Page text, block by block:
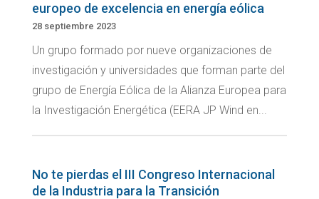
europeo de excelencia en energía eólica
28 septiembre 2023
Un grupo formado por nueve organizaciones de
investigación y universidades que forman parte del
grupo de Energía Eólica de la Alianza Europea para
la Investigación Energética (EERA JP Wind en...
No te pierdas el III Congreso Internacional
de la Industria para la Transición